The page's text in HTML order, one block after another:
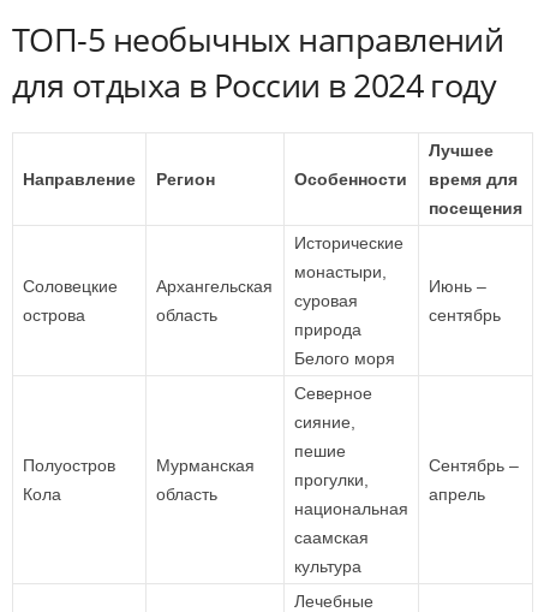
ТОП-5 необычных направлений
для отдыха в России в 2024 году
Направление Регион Особенности
Лучшее
время для
посещения
Соловецкие
острова
Архангельская
область
Исторические
монастыри,
суровая
природа
Белого моря
Июнь –
сентябрь
Полуостров
Кола
Мурманская
область
Северное
сияние,
пешие
прогулки,
национальная
саамская
культура
Сентябрь –
апрель
Лечебные